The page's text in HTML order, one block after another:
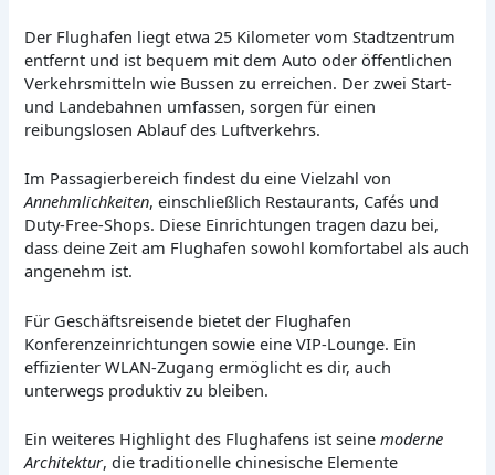
Der Flughafen liegt etwa 25 Kilometer vom Stadtzentrum
entfernt und ist bequem mit dem Auto oder öffentlichen
Verkehrsmitteln wie Bussen zu erreichen. Der zwei Start-
und Landebahnen umfassen, sorgen für einen
reibungslosen Ablauf des Luftverkehrs.
Im Passagierbereich findest du eine Vielzahl von
Annehmlichkeiten, einschließlich Restaurants, Cafés und
Duty-Free-Shops. Diese Einrichtungen tragen dazu bei,
dass deine Zeit am Flughafen sowohl komfortabel als auch
angenehm ist.
Für Geschäftsreisende bietet der Flughafen
Konferenzeinrichtungen sowie eine VIP-Lounge. Ein
effizienter WLAN-Zugang ermöglicht es dir, auch
unterwegs produktiv zu bleiben.
Ein weiteres Highlight des Flughafens ist seinemoderne
Architektur, die traditionelle chinesische Elemente